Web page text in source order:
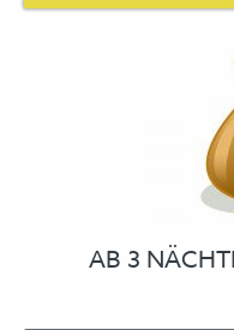
AB 3